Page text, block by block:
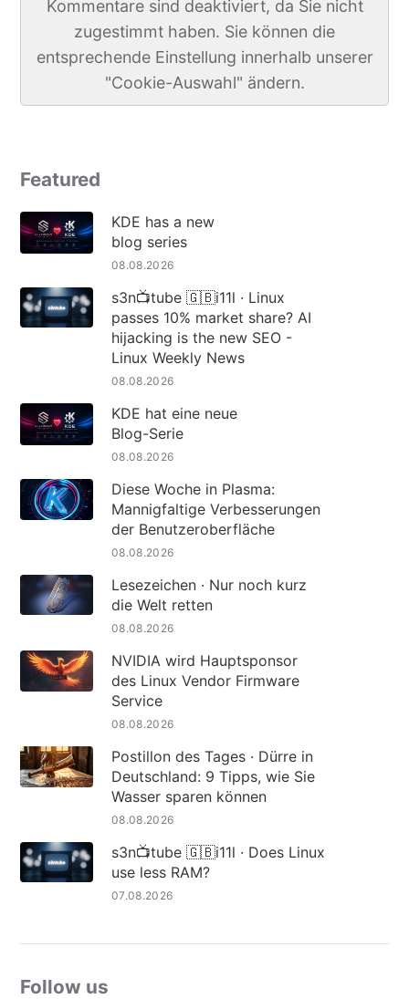
Kommentare sind deaktiviert, da Sie nicht
zugestimmt haben. Sie können die
entsprechende Einstellung innerhalb unserer
"Cookie-Auswahl" ändern.
Featured
KDE has a new
blog series
08.08.2026
s3n📺tube 🇬🇧i11l · Linux
passes 10% market share? AI
hijacking is the new SEO -
Linux Weekly News
08.08.2026
KDE hat eine neue
Blog-Serie
08.08.2026
Diese Woche in Plasma:
Mannigfaltige Verbesserungen
der Benutzeroberfläche
08.08.2026
Lesezeichen · Nur noch kurz
die Welt retten
08.08.2026
NVIDIA wird Hauptsponsor
des Linux Vendor Firmware
Service
08.08.2026
Postillon des Tages · Dürre in
Deutschland: 9 Tipps, wie Sie
Wasser sparen können
08.08.2026
s3n📺tube 🇬🇧i11l · Does Linux
use less RAM?
07.08.2026
Follow us